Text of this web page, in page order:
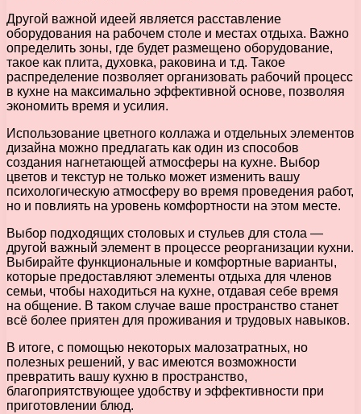
Другой важной идеей является расставление
оборудования на рабочем столе и местах отдыха. Важно
определить зоны, где будет размещено оборудование,
такое как плита, духовка, раковина и т.д. Такое
распределение позволяет организовать рабочий процесс
в кухне на максимально эффективной основе, позволяя
экономить время и усилия.
Использование цветного коллажа и отдельных элементов
дизайна можно предлагать как один из способов
создания нагнетающей атмосферы на кухне. Выбор
цветов и текстур не только может изменить вашу
психологическую атмосферу во время проведения работ,
но и повлиять на уровень комфортности на этом месте.
Выбор подходящих столовых и стульев для стола —
другой важный элемент в процессе реорганизации кухни.
Выбирайте функциональные и комфортные варианты,
которые предоставляют элементы отдыха для членов
семьи, чтобы находиться на кухне, отдавая себе время
на общение. В таком случае ваше пространство станет
всё более приятен для проживания и трудовых навыков.
В итоге, с помощью некоторых малозатратных, но
полезных решений, у вас имеются возможности
превратить вашу кухню в пространство,
благоприятствующее удобству и эффективности при
приготовлении блюд.